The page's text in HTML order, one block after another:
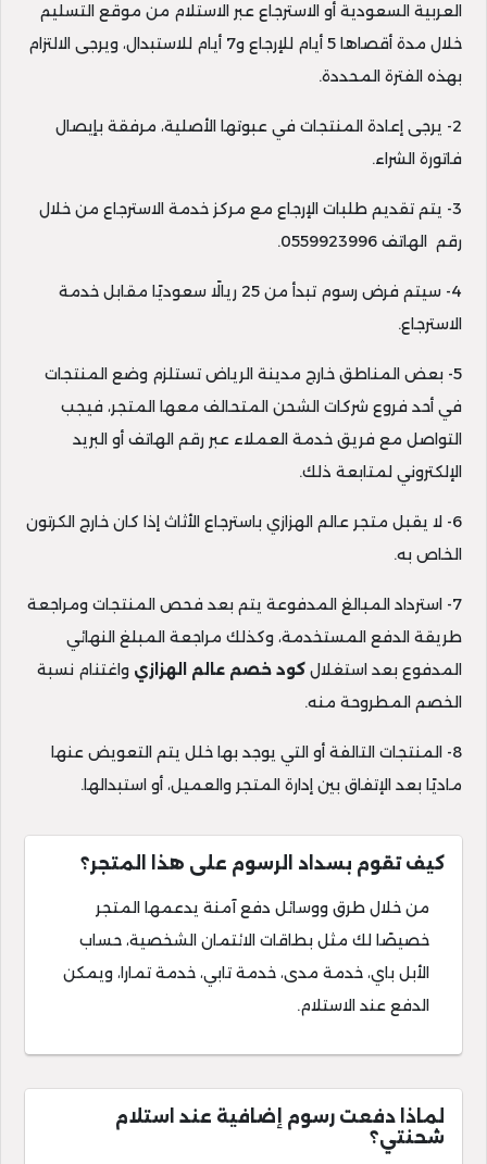
العربية السعودية أو الاسترجاع عبر الاستلام من موقع التسليم
خلال مدة أقصاها 5 أيام للإرجاع و7 أيام للاستبدال، ويرجى الالتزام
بهذه الفترة المحددة.
2- يرجى إعادة المنتجات في عبوتها الأصلية، مرفقة بإيصال
فاتورة الشراء.
3- يتم تقديم طلبات الإرجاع مع مركز خدمة الاسترجاع من خلال
رقم الهاتف 0559923996.
4- سيتم فرض رسوم تبدأ من 25 ريالًا سعوديًا مقابل خدمة
الاسترجاع.
5- بعض المناطق خارج مدينة الرياض تستلزم وضع المنتجات
في أحد فروع شركات الشحن المتحالف معها المتجر، فيجب
التواصل مع فريق خدمة العملاء عبر رقم الهاتف أو البريد
الإلكتروني لمتابعة ذلك.
6- لا يقبل متجر عالم الهزازي باسترجاع الأثاث إذا كان خارج الكرتون
الخاص به.
7- استرداد المبالغ المدفوعة يتم بعد فحص المنتجات ومراجعة
طريقة الدفع المستخدمة، وكذلك مراجعة المبلغ النهائي
المدفوع بعد استغلال كود خصم عالم الهزازي واغتنام نسبة
الخصم المطروحة منه.
8- المنتجات التالفة أو التي يوجد بها خلل يتم التعويض عنها
ماديًا بعد الإتفاق بين إدارة المتجر والعميل، أو استبدالها.
كيف تقوم بسداد الرسوم على هذا المتجر؟
من خلال طرق ووسائل دفع آمنة يدعمها المتجر
خصيصًا لك مثل بطاقات الائتمان الشخصية، حساب
الأبل باي، خدمة مدى، خدمة تابي، خدمة تمارا، ويمكن
الدفع عند الاستلام.
لماذا دفعت رسوم إضافية عند استلام
شحنتي؟